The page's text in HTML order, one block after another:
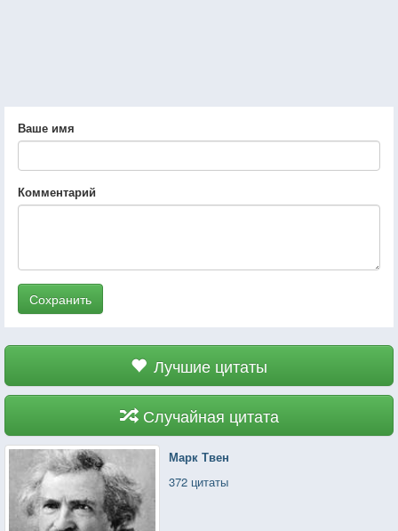
Ваше имя
Комментарий
Сохранить
Лучшие цитаты
Случайная цитата
Марк Твен
372 цитаты